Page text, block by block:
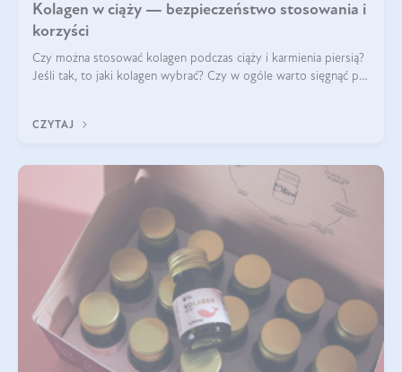
Kolagen w ciąży — bezpieczeństwo stosowania i
korzyści
Czy można stosować kolagen podczas ciąży i karmienia piersią?
Jeśli tak, to jaki kolagen wybrać? Czy w ogóle warto sięgnąć po
CZYTAJ